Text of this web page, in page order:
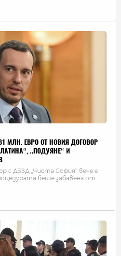
МЛН. ЕВРО ОТ НОВИЯ ДОГОВОР
„ПОДУЯНЕ“ И
с ДЗЗД „Чиста София“ вече е
беше забавена от